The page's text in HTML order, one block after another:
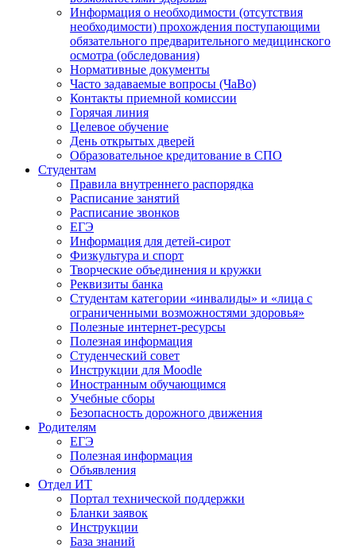
Информация о необходимости (отсутствия
необходимости) прохождения поступающими
обязательного предварительного медицинского
осмотра (обследования)
Нормативные документы
Часто задаваемые вопросы (ЧаВо)
Контакты приемной комиссии
Горячая линия
Целевое обучение
День открытых дверей
Образовательное кредитование в СПО
Студентам
Правила внутреннего распорядка
Расписание занятий
Расписание звонков
ЕГЭ
Информация для детей-сирот
Физкультура и спорт
Творческие объединения и кружки
Реквизиты банка
Студентам категории «инвалиды» и «лица с
ограниченными возможностями здоровья»
Полезные интернет-ресурсы
Полезная информация
Студенческий совет
Инструкции для Moodle
Иностранным обучающимся
Учебные сборы
Безопасность дорожного движения
Родителям
ЕГЭ
Полезная информация
Объявления
Отдел ИТ
Портал технической поддержки
Бланки заявок
Инструкции
База знаний